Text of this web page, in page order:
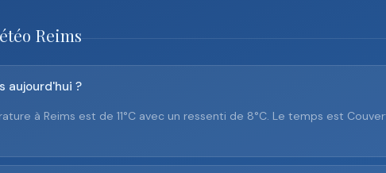
Reims
aujourd'hui ?
à Reims est de 11°C avec un ressenti de 8°C. Le temps est